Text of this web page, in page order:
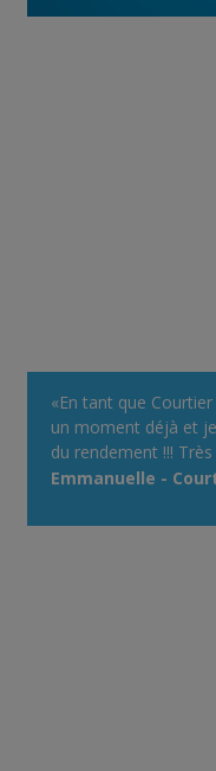
«En tant que
un moment déjà et
du rendement !!!
Emmanuelle -